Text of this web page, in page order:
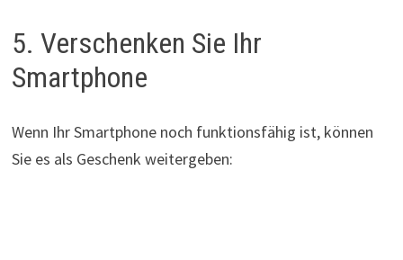
5. Verschenken Sie Ihr
Smartphone
Wenn Ihr Smartphone noch funktionsfähig ist, können
Sie es als Geschenk weitergeben: